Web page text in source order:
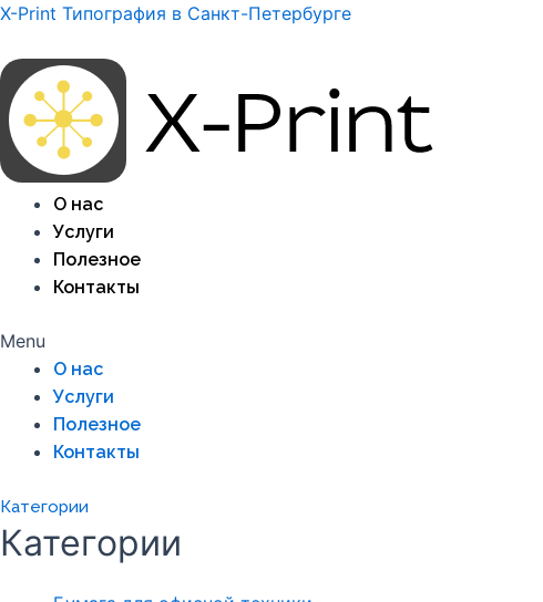
Перейти
содержимому
X-Print Типография в Санкт-Петербурге
О нас
Услуги
Полезное
Контакты
Menu
О нас
Услуги
Полезное
Контакты
Категории
Категории